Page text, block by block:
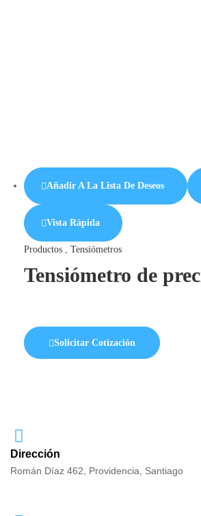
Añadir A La Lista De Deseos
Vista Rápida
Productos, Tensiómetros
Tensiómetro de
Solicitar Cotización
Dirección
Román Díaz 462, Providencia, Santiago